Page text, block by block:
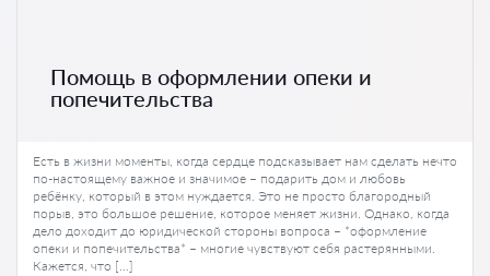
Помощь в оформлении опеки и
попечительства
Есть в жизни моменты, когда сердце подсказывает нам сделать нечто
по-настоящему важное и значимое – подарить дом и любовь
ребёнку, который в этом нуждается. Это не просто благородный
порыв, это большое решение, которое меняет жизни. Однако, когда
дело доходит до юридической стороны вопроса – *оформление
опеки и попечительства* – многие чувствуют себя растерянными.
Кажется, что […]